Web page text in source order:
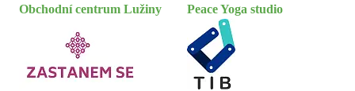
Obchodní centrum Lužiny Peace Yoga studio